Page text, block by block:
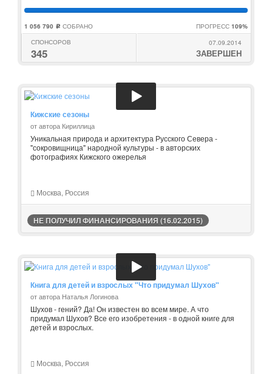
1 056 790 c СОБРАНО ПРОГРЕСС 109%
СПОНСОРОВ
345
07.09.2014
ЗАВЕРШЕН
Кижские сезоны
от автора Кириллица
Уникальная природа и архитектура Русского Севера -
"сокровищница" народной культуры - в авторских
фотографиях Кижского ожерелья
Москва, Россия
НЕ ПОЛУЧИЛ ФИНАНСИРОВАНИЯ (16.02.2015)
Книга для детей и взрослых "Что придумал Шухов"
от автора Наталья Логинова
Шухов - гений? Да! Он известен во всем мире. А что
придумал Шухов? Все его изобретения - в одной книге для
детей и взрослых.
Москва, Россия